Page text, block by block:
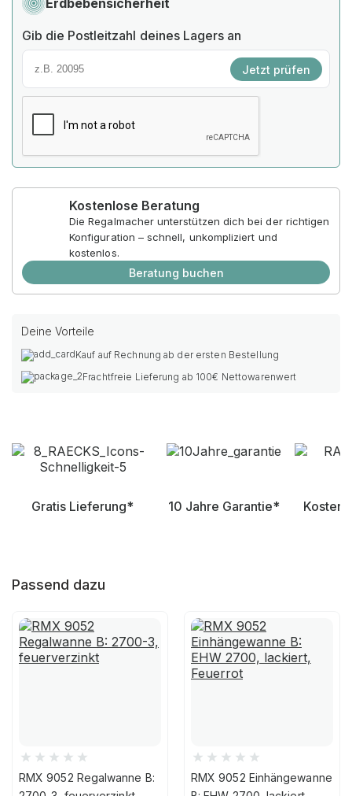
Erdbebensicherheit
Gib die Postleitzahl deines Lagers an
Jetzt prüfen
Kostenlose Beratung
Die Regalmacher unterstützen dich bei der richtigen
Konfiguration – schnell, unkompliziert und
kostenlos.
Beratung buchen
Deine Vorteile
Kauf auf Rechnung ab der ersten Bestellung
Frachtfreie Lieferung ab 100€ Nettowarenwert
Gratis Lieferung* 10 Jahre Garantie*
Passend dazu
RMX 9052 Regalwanne B:
RMX 9052 Einhängewanne